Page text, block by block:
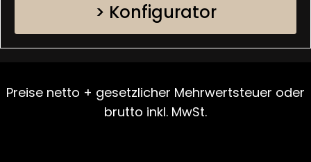
> Konfigurator
Preise netto + gesetzlicher Mehrwertsteuer oder
brutto inkl. MwSt.